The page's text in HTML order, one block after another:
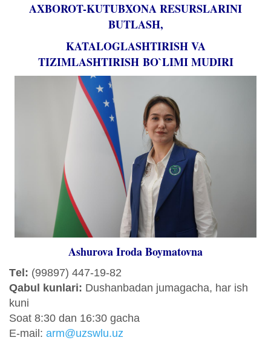
AXBOROT-KUTUBXONA RESURSLARINI
BUTLASH,
KATALOGLASHTIRISH VA
TIZIMLASHTIRISHBO`LIMI MUDIRI
Ashurova Iroda Boymatovna
Tеl: (99897) 447-19-82
Qabul kunlari: Dushanbadan jumagacha, har ish
kuni
Sоat 8:30 dan 16:30 gacha
E-mail: arm@uzswlu.uz